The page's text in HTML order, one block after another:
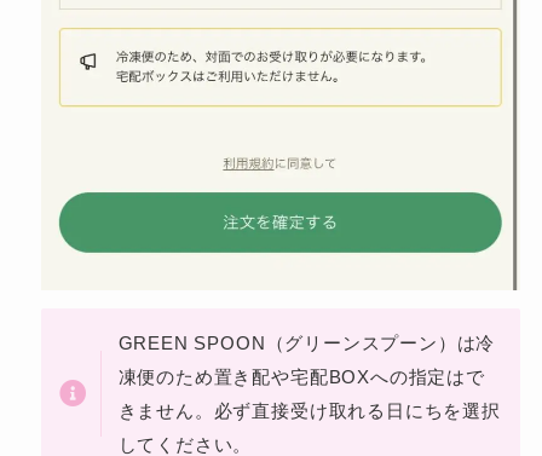
GREEN SPOON（グリーンスプーン）は冷
凍便のため置き配や宅配BOXへの指定はで
きません。必ず直接受け取れる日にちを選択
してください。